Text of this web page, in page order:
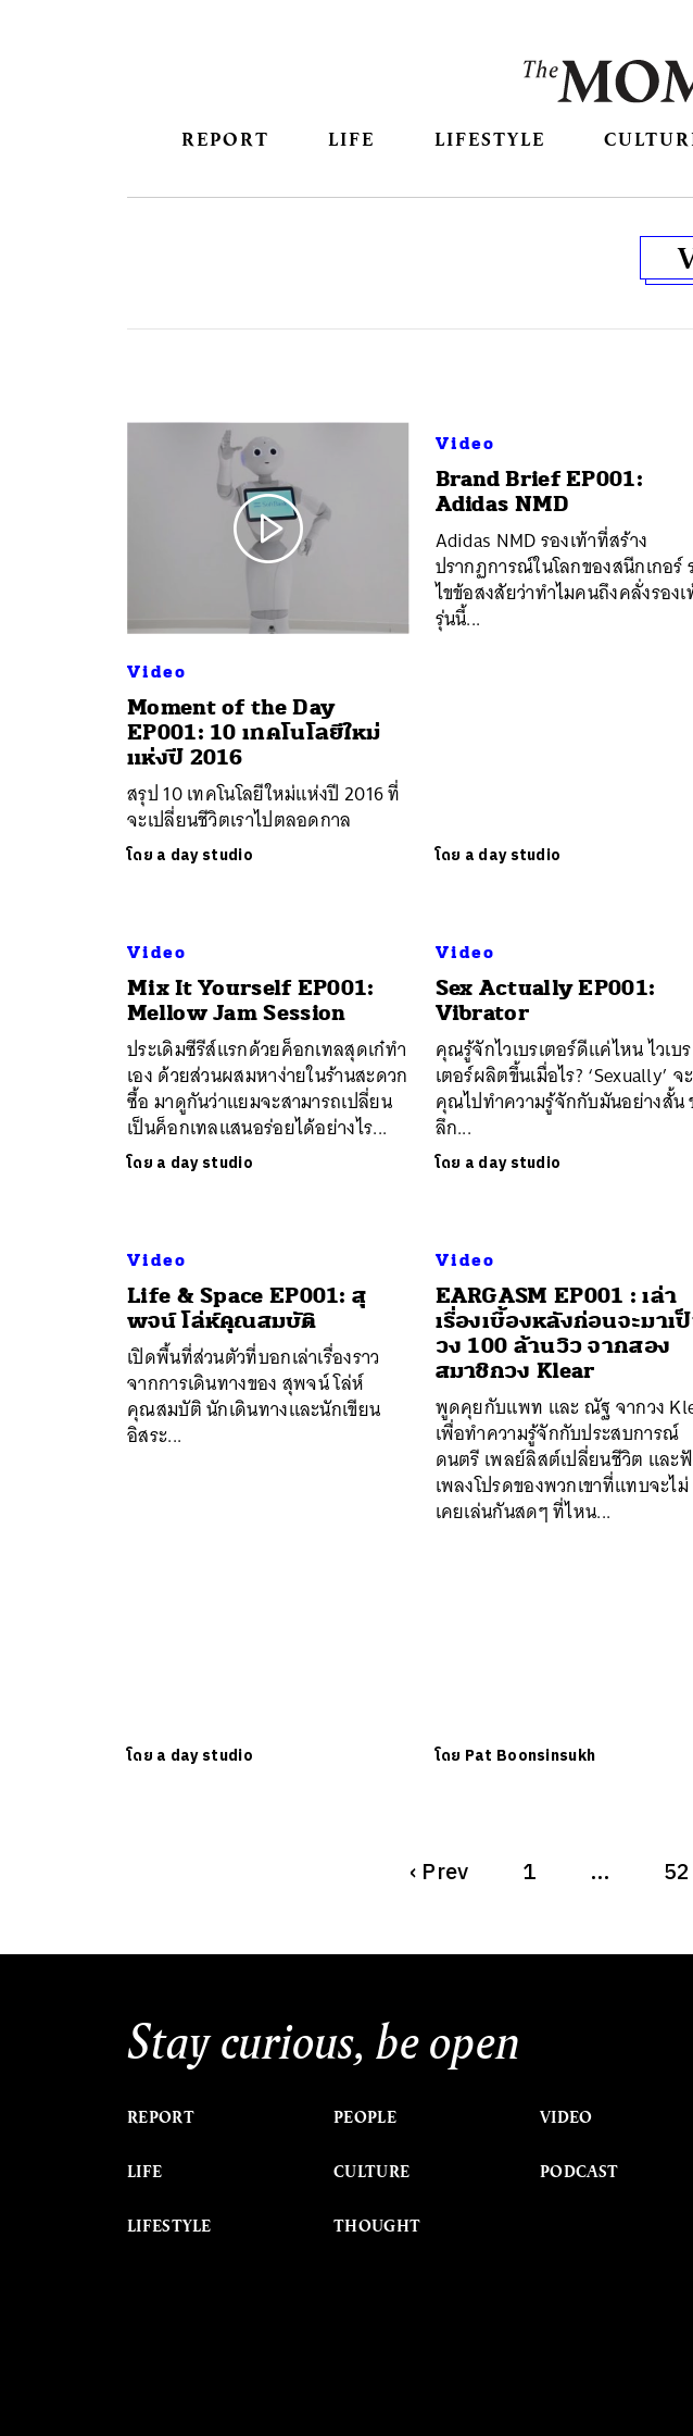
REPORT LIFE LIFESTYLE
Video
Moment of the Day
EP001: 10 เทคโนโลยีใหม่
แห่งปี 2016
สรุป 10 เทคโนโลยีใหม่แห่งปี 2016 ที่
จะเปลี่ยนชีวิตเราไปตลอดกาล
โดย a day studio
Video
Brand Brief EP001:
Adidas NMD
Adidas NMD รองเท้าที่สร้าง
ปรากฏการณ์ในโลกของสนีกเกอร์
ไขข้อสงสัยว่าทำไมคนถึงคลั่งรองเ
รุ่นนี้...
โดย a day studio
Video
Mix It Yourself EP001:
Mellow Jam Session
ประเดิมซีรีส์แรกด้วยค็อกเทลสุดเก๋ทำ
เอง ด้วยส่วนผสมหาง่ายในร้านสะดวก
ซื้อ มาดูกันว่าแยมจะสามารถเปลี่ยน
เป็นค็อกเทลแสนอร่อยได้อย่างไร...
โดย a day studio
Video
Sex Actually EP001:
Vibrator
คุณรู้จักไวเบรเตอร์ดีแค่ไหน ไวเบร
เตอร์ผลิตขึ้นเมื่อไร? ‘Sexually’ จ
คุณไปทำความรู้จักกับมันอย่างสั้น
ลึก...
โดย a day studio
Video
Life & Space EP001: สุ
พจน์ โล่ห์คุณสมบัติ
เปิดพื้นที่ส่วนตัวที่บอกเล่าเรื่องราว
จากการเดินทางของ สุพจน์ โล่ห์
คุณสมบัติ นักเดินทางและนักเขียน
อิสระ...
โดย a day studio
Video
EARGASM EP001 : เล่า
เรื่องเบื้องหลังก่อนจะมาเ
วง 100 ล้านวิว จากสอง
สมาชิกวง Klear
พูดคุยกับแพท และ ณัฐ จากวง
เพื่อทำความรู้จักกับประสบการณ์
ดนตรี เพลย์ลิสต์เปลี่ยนชีวิต และ
เพลงโปรดของพวกเขาที่แทบจะไม่
เคยเล่นกันสดๆ ที่ไหน...
โดย Pat Boonsinsukh
‹Prev 1 … 52
Stay curious, be open
REPORT
LIFE
LIFESTYLE
PEOPLE
CULTURE
THOUGHT
VIDEO
PODCAST
SHARE